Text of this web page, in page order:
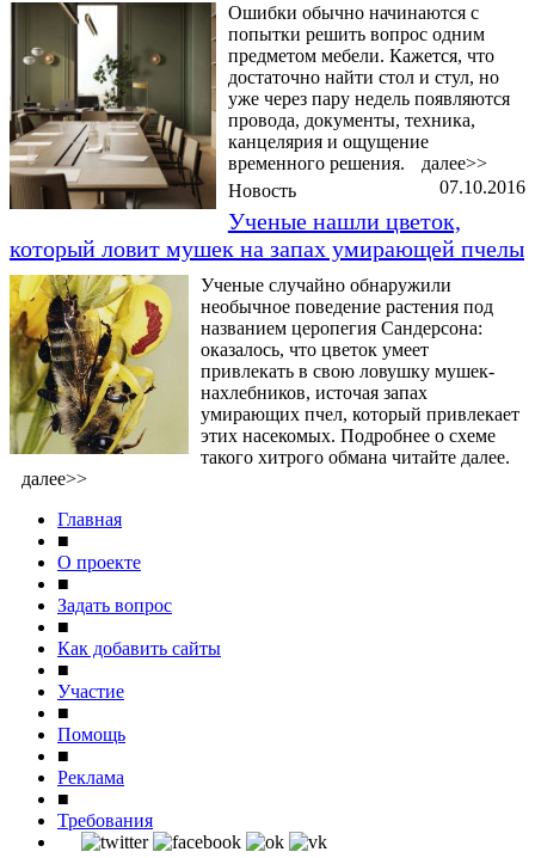
Ошибки обычно начинаются с
попытки решить вопрос одним
предметом мебели. Кажется, что
достаточно найти стол и стул, но
уже через пару недель появляются
провода, документы, техника,
канцелярия и ощущение
временного решения.
далее>>
07.10.2016
Новость
Ученые нашли цветок,
который ловит мушек на запах умирающей пчелы
Ученые случайно обнаружили
необычное поведение растения под
названием церопегия Сандерсона:
оказалось, что цветок умеет
привлекать в свою ловушку мушек-
нахлебников, источая запах
умирающих пчел, который привлекает
этих насекомых. Подробнее о схеме
такого хитрого обмана читайте далее.
далее>>
Главная
■
О проекте
■
Задать вопрос
■
Как добавить сайты
■
Участие
■
Помощь
■
Реклама
■
Требования